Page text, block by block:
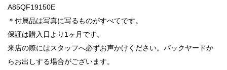
A85QF19150E
＊付属品は写真に写るものがすべてです。
保証は購入日より1ヶ月です。
来店の際にはスタッフへ必ずお声かけください。バックヤードか
らお出しする場合がございます。